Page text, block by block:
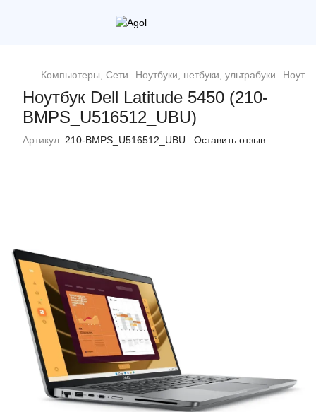
Компьютеры, Сети Ноутбуки, нетбуки, ультрабуки
Ноутбук Dell Latitude 5450 (210-
BMPS_U516512_UBU)
Артикул: 210-BMPS_U516512_UBU Оставить отзыв